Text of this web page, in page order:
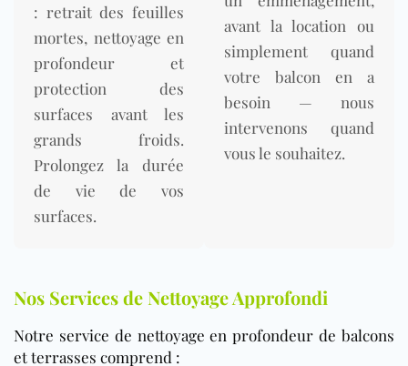
: retrait des feuilles
mortes, nettoyage en
profondeur et
protection des
surfaces avant les
grands froids.
Prolongez la durée
de vie de vos
surfaces.
avant la location ou
simplement quand
votre balcon en a
besoin — nous
intervenons quand
vous le souhaitez.
Nos Services de Nettoyage Approfondi
Notre service de nettoyage en profondeur de balcons
et terrasses comprend :